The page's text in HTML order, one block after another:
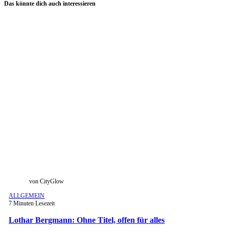
Das könnte dich auch interessieren
von CityGlow
ALLGEMEIN
7 Minuten Lesezeit
Lothar Bergmann: Ohne Titel, offen für alles